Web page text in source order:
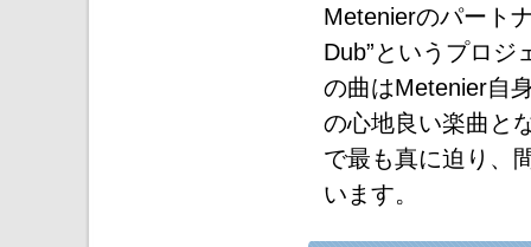
Metenierのパート
Dub”というプロジ
の曲はMetenier自
の心地良い楽曲と
で最も真に迫り、
います。